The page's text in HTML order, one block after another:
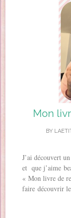
Mon
BY
J’ai découvert
et que j’aime
« Mon livre de
faire découvrir